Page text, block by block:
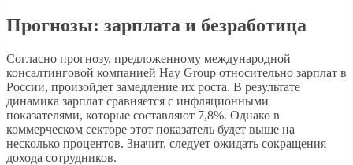
Прогнозы: зарплата и безработица
Согласно прогнозу, предложенному международной
консалтинговой компанией Hay Group относительно зарплат в
России, произойдет замедление их роста. В результате
динамика зарплат сравняется с инфляционными
показателями, которые составляют 7,8%. Однако в
коммерческом секторе этот показатель будет выше на
несколько процентов. Значит, следует ожидать сокращения
дохода сотрудников.